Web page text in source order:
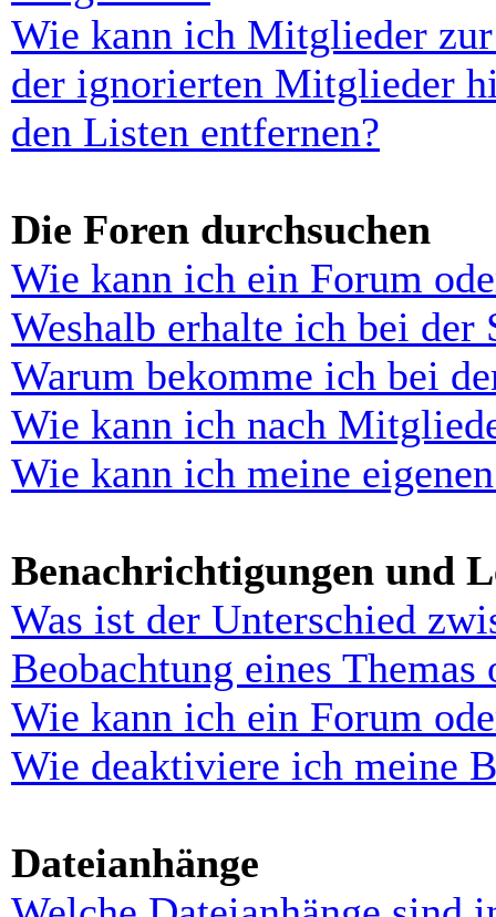
Wie kann ich Mitglieder
der ignorierten Mitglieder
den Listen entfernen?
Die Foren durchsuchen
Wie kann ich ein Forum
Weshalb erhalte ich bei der
Warum bekomme ich bei
Wie kann ich nach
Wie kann ich meine
Benachrichtigungen und
Was ist der Unterschied
Beobachtung eines Themas
Wie kann ich ein Forum
Wie deaktiviere ich meine
Dateianhänge